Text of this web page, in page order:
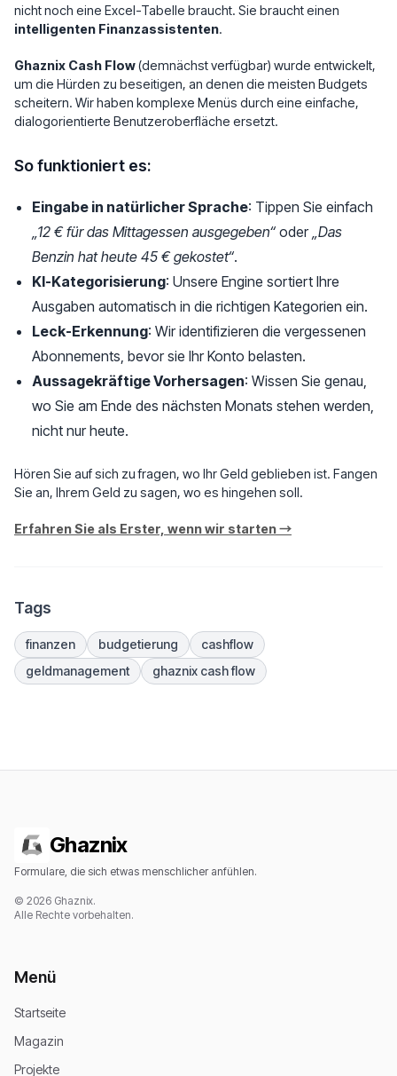
nicht noch eine Excel-Tabelle braucht. Sie braucht einen
intelligenten Finanzassistenten.
Ghaznix Cash Flow(demnächst verfügbar) wurde entwickelt,
um die Hürden zu beseitigen, an denen die meisten Budgets
scheitern. Wir haben komplexe Menüs durch eine einfache,
dialogorientierte Benutzeroberfläche ersetzt.
So funktioniert es:
Eingabe in natürlicher Sprache: Tippen Sie einfach
„12 € für das Mittagessen ausgegeben“ oder„Das
Benzin hat heute 45 € gekostet“.
KI-Kategorisierung: Unsere Engine sortiert Ihre
Ausgaben automatisch in die richtigen Kategorien ein.
Leck-Erkennung: Wir identifizieren die vergessenen
Abonnements, bevor sie Ihr Konto belasten.
Aussagekräftige Vorhersagen: Wissen Sie genau,
wo Sie am Ende des nächsten Monats stehen werden,
nicht nur heute.
Hören Sie auf sich zu fragen, wo Ihr Geld geblieben ist. Fangen
Sie an, Ihrem Geld zu sagen, wo es hingehen soll.
Erfahren Sie als Erster, wenn wir starten →
Tags
finanzen budgetierung
cashflow
geldmanagement
ghaznix cash flow
Ghaznix
Formulare, die sich etwas menschlicher anfühlen.
© 2026 Ghaznix.
Alle Rechte vorbehalten.
Menü
Startseite
Magazin
Projekte